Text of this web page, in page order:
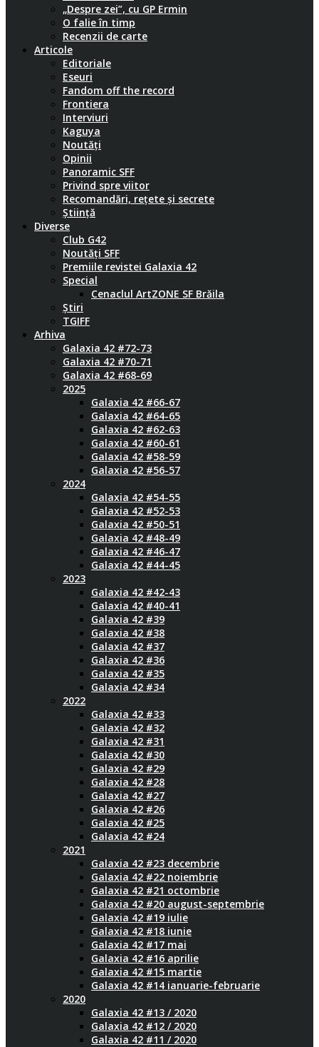
„Despre zei”, cu GP Ermin
O falie în timp
Recenzii de carte
Articole
Editoriale
Eseuri
Fandom off the record
Frontiera
Interviuri
Kaguya
Noutăți
Opinii
Panoramic SFF
Privind spre viitor
Recomandări, rețete și secrete
Știință
Diverse
Club G42
Noutăți SFF
Premiile revistei Galaxia 42
Special
Cenaclul ArtZONE SF Brăila
Știri
TGIFF
Arhiva
Galaxia 42 #72-73
Galaxia 42 #70-71
Galaxia 42 #68-69
2025
Galaxia 42 #66-67
Galaxia 42 #64-65
Galaxia 42 #62-63
Galaxia 42 #60-61
Galaxia 42 #58-59
Galaxia 42 #56-57
2024
Galaxia 42 #54-55
Galaxia 42 #52-53
Galaxia 42 #50-51
Galaxia 42 #48-49
Galaxia 42 #46-47
Galaxia 42 #44-45
2023
Galaxia 42 #42-43
Galaxia 42 #40-41
Galaxia 42 #39
Galaxia 42 #38
Galaxia 42 #37
Galaxia 42 #36
Galaxia 42 #35
Galaxia 42 #34
2022
Galaxia 42 #33
Galaxia 42 #32
Galaxia 42 #31
Galaxia 42 #30
Galaxia 42 #29
Galaxia 42 #28
Galaxia 42 #27
Galaxia 42 #26
Galaxia 42 #25
Galaxia 42 #24
2021
Galaxia 42 #23 decembrie
Galaxia 42 #22 noiembrie
Galaxia 42 #21 octombrie
Galaxia 42 #20 august-septembrie
Galaxia 42 #19 iulie
Galaxia 42 #18 iunie
Galaxia 42 #17 mai
Galaxia 42 #16 aprilie
Galaxia 42 #15 martie
Galaxia 42 #14 ianuarie-februarie
2020
Galaxia 42 #13 / 2020
Galaxia 42 #12 / 2020
Galaxia 42 #11 / 2020